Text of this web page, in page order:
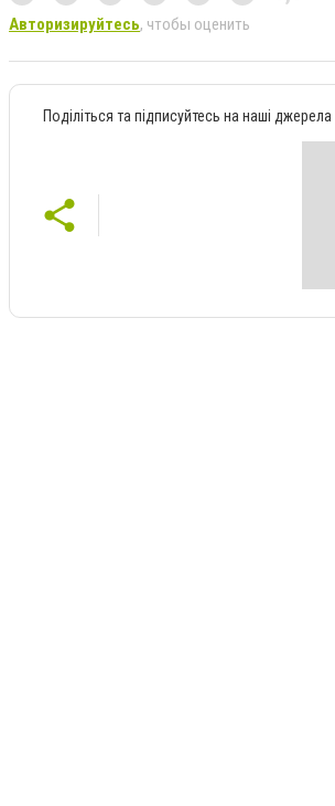
Авторизируйтесь, чтобы оценить
Поділіться та підписуйтесь на наші джерела